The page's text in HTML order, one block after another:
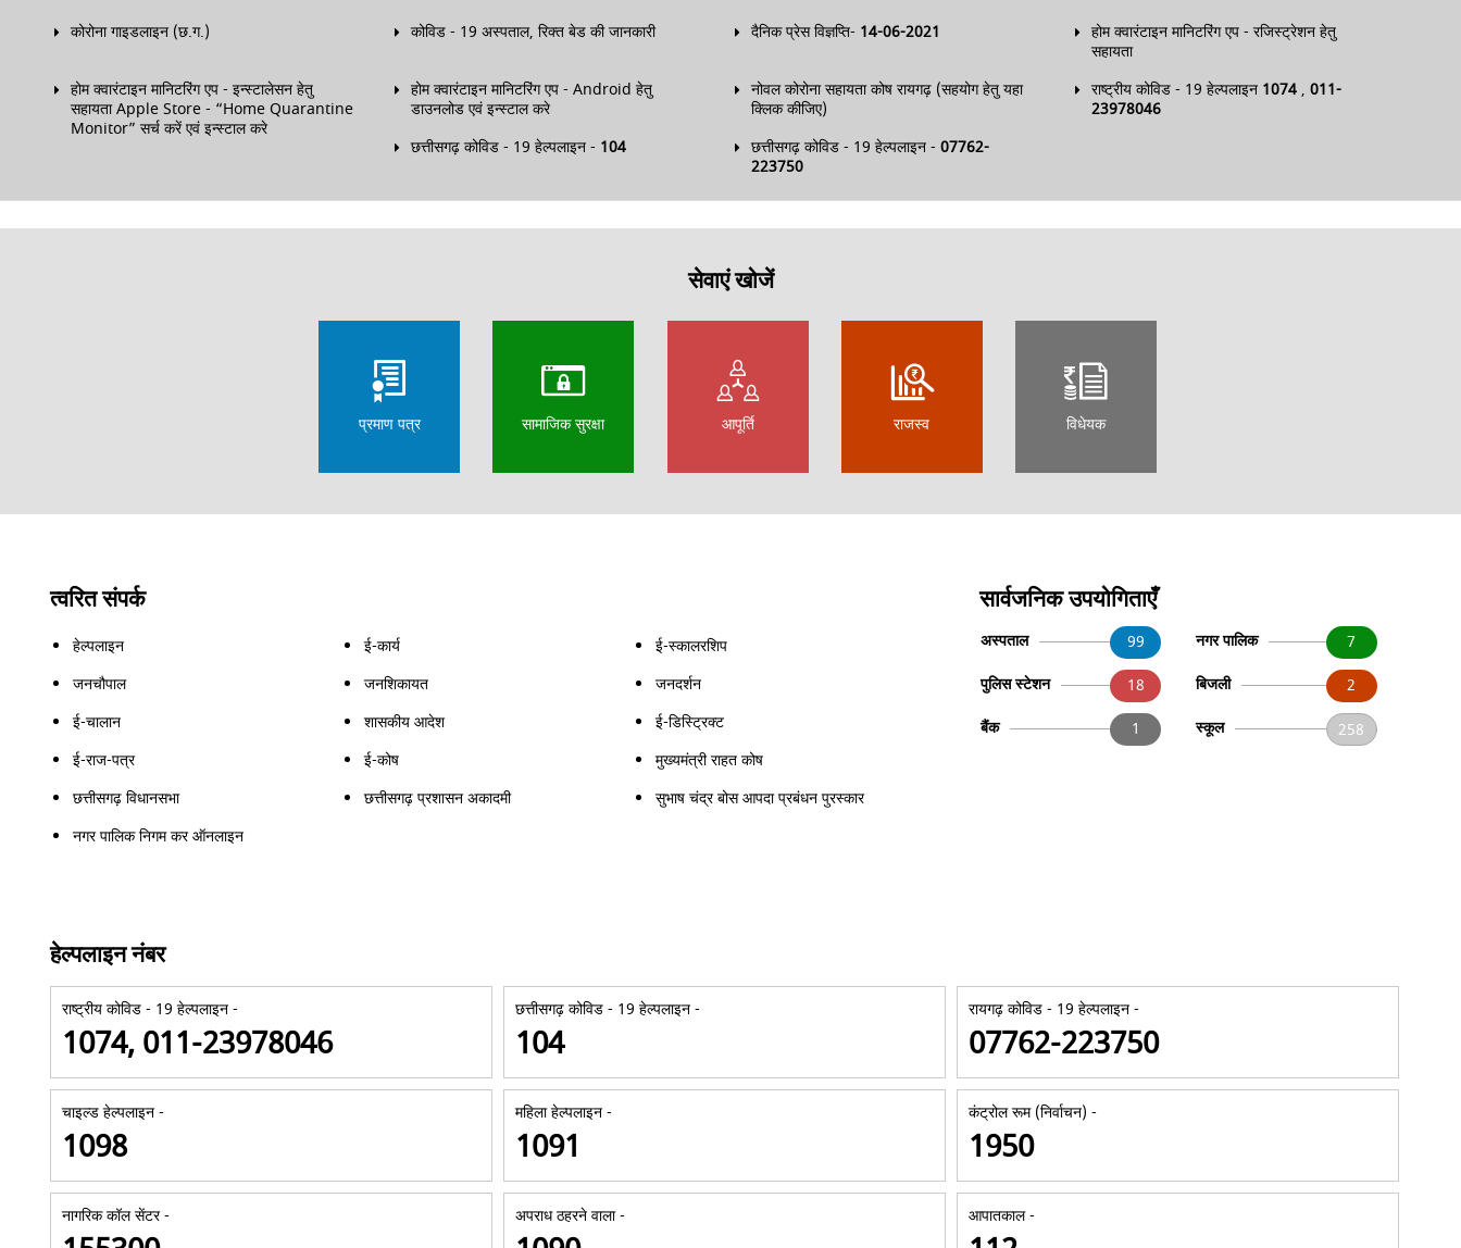
कोरोना गाइडलाइन (छ.ग.) कोविड - 19 अस्पताल, रिक्त बेड की जानकारी दैनिक प्रेस विज्ञप्ति- 14-06-2021
होम क्वारंटाइन मानिटरिंग एप - रजिस्ट्रेशन हेतु
सहायता
होम क्वारंटाइन मानिटरिंग एप - इन्स्टालेसन हेतु
सहायता Apple Store - “Home Quarantine
Monitor” सर्च करें एवं इन्स्टाल करे
होम क्वारंटाइन मानिटरिंग एप - Android हेतु
डाउनलोड एवं इन्स्टाल करे
नोवल कोरोना सहायता कोष रायगढ़ (सहयोग हेतु यहा
क्लिक कीजिए)
राष्ट्रीय कोविड - 19 हेल्पलाइन 1074, 011-
23978046
छत्तीसगढ़ कोविड - 19 हेल्पलाइन - 104 छत्तीसगढ़ कोविड - 19 हेल्पलाइन - 07762-
223750
सेवाएं खोजें
प्रमाण पत्र सामाजिक सुरक्षा आपूर्ति राजस्व विधेयक
त्वरित संपर्क
हेल्पलाइन ई-कार्य
ई-स्कालरशिप
जनचौपाल
जनशिकायत
जनदर्शन
ई-चालान
शासकीय आदेश
ई-डिस्ट्रिक्ट
ई-राज-पत्र
ई-कोष
मुख्यमंत्री राहत कोष
छत्तीसगढ़ विधानसभा
छत्तीसगढ़ प्रशासन अकादमी
सुभाष चंद्र बोस आपदा प्रबंधन पुरस्कार
नगर पालिक निगम कर ऑनलाइन
सार्वजनिक उपयोगिताएँ
99
अस्पताल 7
नगर पालिक
18
पुलिस स्टेशन 2
बिजली
1
बैंक 258
स्कूल
हेल्पलाइन नंबर
राष्ट्रीय कोविड - 19 हेल्पलाइन -
1074, 011-23978046
छत्तीसगढ़ कोविड - 19 हेल्पलाइन -
104
रायगढ़ कोविड - 19 हेल्पलाइन -
07762-223750
चाइल्ड हेल्पलाइन -
1098
महिला हेल्पलाइन -
1091
कंट्रोल रूम (निर्वाचन) -
1950
नागरिक कॉल सेंटर - अपराध ठहरने वाला - आपातकाल -